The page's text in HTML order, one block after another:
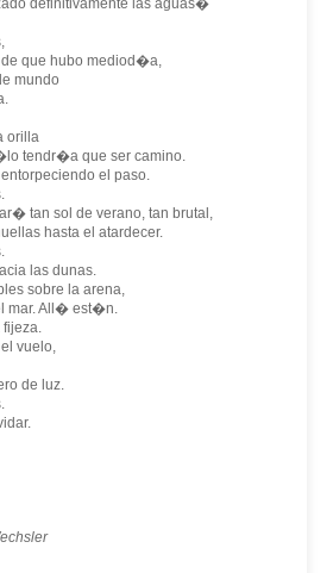
definitivamente las aguas�
que hubo mediod�a,
mundo
orilla
tendr�a que ser camino.
el paso.
tan sol de verano, tan brutal,
hasta el atardecer.
las dunas.
sobre la arena,
mar. All� est�n.
fijeza.
vuelo,
de luz.